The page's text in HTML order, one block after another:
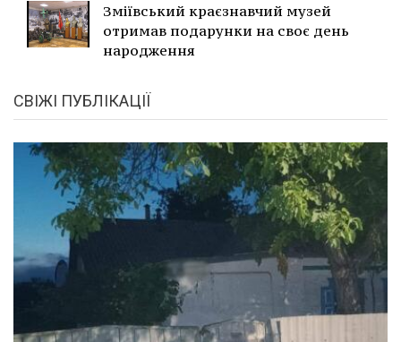
Зміївський краєзнавчий музей
отримав подарунки на своє день
народження
СВІЖІ ПУБЛІКАЦІЇ